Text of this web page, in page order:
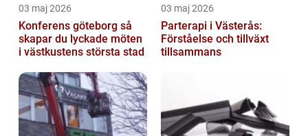
03 maj 2026
Konferens göteborg så
skapar du lyckade möten
i västkustens största stad
03 maj 2026
Parterapi i Västerås:
Förståelse och tillväxt
tillsammans